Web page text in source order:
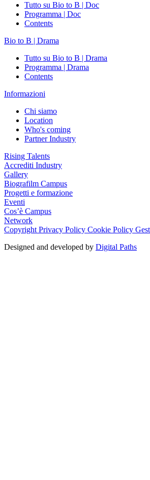
Tutto su Bio to B | Doc
Programma | Doc
Contents
Bio to B | Drama
Tutto su Bio to B | Drama
Programma | Drama
Contents
Informazioni
Chi siamo
Location
Who's coming
Partner Industry
Rising Talents
Accrediti Industry
Gallery
Biografilm Campus
Progetti e formazione
Eventi
Cos’è Campus
Network
Copyright Privacy Policy Cookie Policy
Designed and developed by Digital Paths